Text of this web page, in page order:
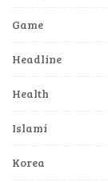
Game
Headline
Health
Islami
Korea